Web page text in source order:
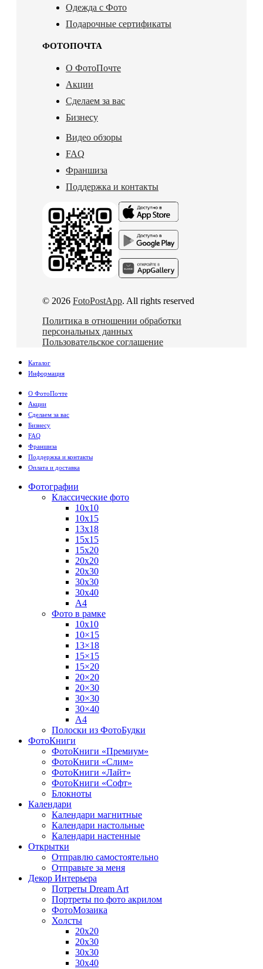
Одежда с Фото
Подарочные сертификаты
ФОТОПОЧТА
О ФотоПочте
Акции
Сделаем за вас
Бизнесу
Видео обзоры
FAQ
Франшиза
Поддержка и контакты
© 2026 FotoPostApp. All rights reserved
Политика в отношении обработки
персональных данных
Пользовательское соглашение
Каталог
Информация
О ФотоПочте
Акции
Сделаем за вас
Бизнесу
FAQ
Франшиза
Поддержка и контакты
Оплата и доставка
Фотографии
Классические фото
10х10
10х15
13х18
15х15
15х20
20х20
20х30
30х30
30х40
А4
Фото в рамке
10х10
10×15
13×18
15×15
15×20
20×20
20×30
30×30
30×40
A4
Полоски из ФотоБудки
ФотоКниги
ФотоКниги «Премиум»
ФотоКниги «Слим»
ФотоКниги «Лайт»
ФотоКниги «Софт»
Блокноты
Календари
Календари магнитные
Календари настольные
Календари настенные
Открытки
Отправлю самостоятельно
Отправьте за меня
Декор Интерьера
Потреты Dream Art
Портреты по фото акрилом
ФотоМозаика
Холсты
20х20
20х30
30х30
30х40